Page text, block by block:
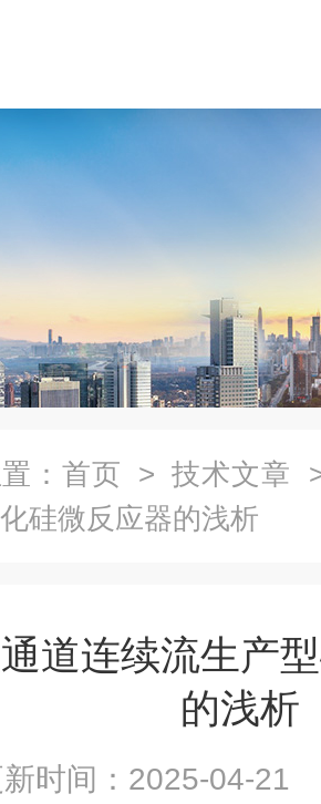
： 首页 > 技术文章
硅微反应器的浅析
道连续流生产
的浅析
新时间：2025-04-